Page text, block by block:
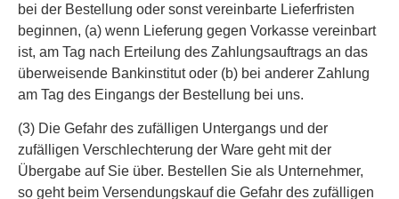
bei der Bestellung oder sonst vereinbarte Lieferfristen
beginnen, (a) wenn Lieferung gegen Vorkasse vereinbart
ist, am Tag nach Erteilung des Zahlungsauftrags an das
überweisende Bankinstitut oder (b) bei anderer Zahlung
am Tag des Eingangs der Bestellung bei uns.
(3) Die Gefahr des zufälligen Untergangs und der
zufälligen Verschlechterung der Ware geht mit der
Übergabe auf Sie über. Bestellen Sie als Unternehmer,
so geht beim Versendungskauf die Gefahr des zufälligen